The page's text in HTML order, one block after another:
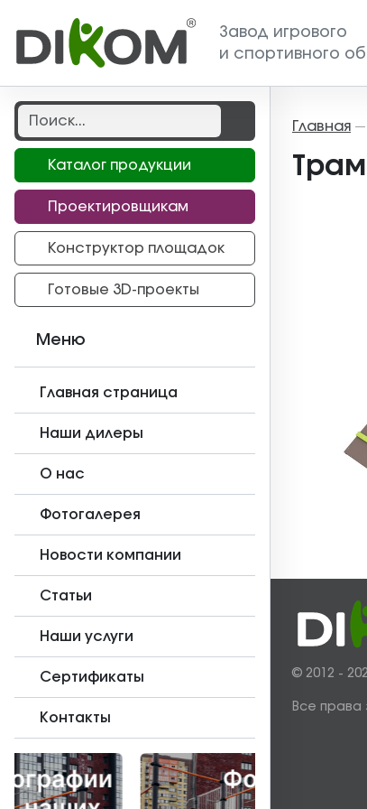
Завод игрового
и спортивного
Каталог продукции
Проектировщикам
Конструктор площадок
Готовые 3D-проекты
Меню
Главная страница
Наши дилеры
О нас
Фотогалерея
Новости компании
Статьи
Наши услуги
Сертификаты
Контакты
Главная —
© 2012 -
Все